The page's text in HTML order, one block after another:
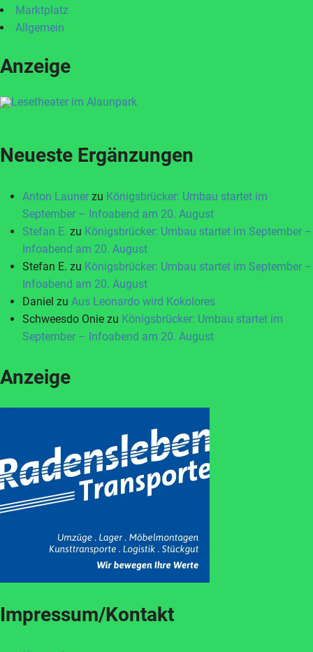
Marktplatz
Allgemein
Anzeige
Neueste Ergänzungen
Anton Launer zu Königsbrücker: Umbau startet im
September – Infoabend am 20. August
Stefan E. zu Königsbrücker: Umbau startet im September –
Infoabend am 20. August
Stefan E. zu Königsbrücker: Umbau startet im September –
Infoabend am 20. August
Daniel zu Aus Leonardo wird Kokolores
Schweesdo Onie zu Königsbrücker: Umbau startet im
September – Infoabend am 20. August
Anzeige
Impressum/Kontakt